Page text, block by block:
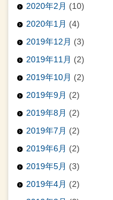
2020年2月 (10)
2020年1月 (4)
2019年12月 (3)
2019年11月 (2)
2019年10月 (2)
2019年9月 (2)
2019年8月 (2)
2019年7月 (2)
2019年6月 (2)
2019年5月 (3)
2019年4月 (2)